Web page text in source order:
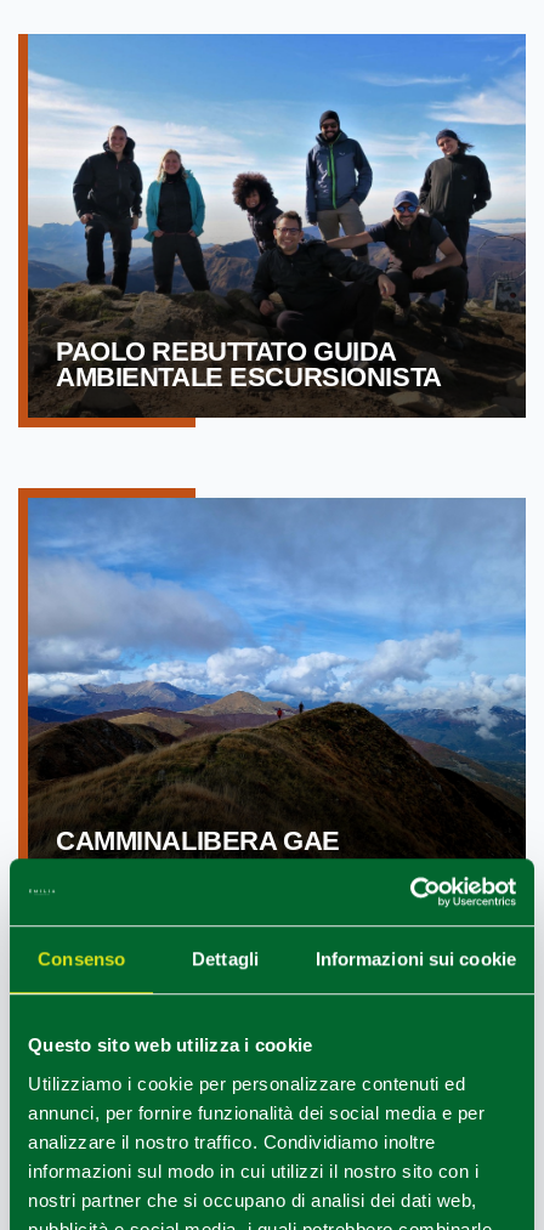
Consenso Dettagli Informazioni sui cookie
Questo sito web utilizza i cookie
Utilizziamo i cookie per personalizzare contenuti ed
annunci, per fornire funzionalità dei social media e per
analizzare il nostro traffico. Condividiamo inoltre
informazioni sul modo in cui utilizzi il nostro sito con i
nostri partner che si occupano di analisi dei dati web,
PAOLO REBUTTATO GUIDA
AMBIENTALE ESCURSIONISTA
CAMMINALIBERA GAE